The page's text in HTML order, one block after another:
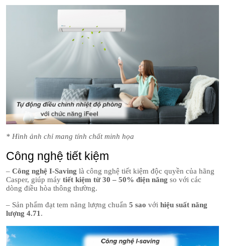
* Hình ảnh chỉ mang tính chất minh họa
Công nghệ tiết kiệm
– Công nghệ I-Saving là công nghệ tiết kiệm độc quyền của hãng
Casper, giúp máy tiết kiệm từ 30 – 50% điện năng so với các
dòng điều hòa thông thường.
– Sản phẩm đạt tem năng lượng chuẩn 5 sao với hiệu suất năng
lượng 4.71.